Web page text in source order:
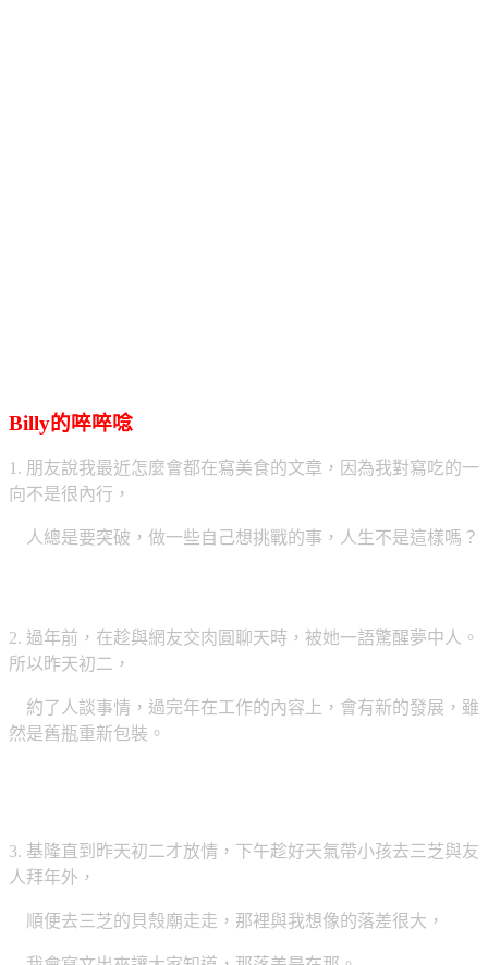
Billy的啐啐唸
1. 朋友說我最近怎麼會都在寫美食的文章，因為我對寫吃的一
向不是很內行，
人總是要突破，做一些自己想挑戰的事，人生不是這樣嗎？
2. 過年前，在趁與網友交肉圓聊天時，被她一語驚醒夢中人。
所以昨天初二，
約了人談事情，過完年在工作的內容上，會有新的發展，雖
然是舊瓶重新包裝。
3. 基隆直到昨天初二才放情，下午趁好天氣帶小孩去三芝與友
人拜年外，
順便去三芝的貝殼廟走走，那裡與我想像的落差很大，